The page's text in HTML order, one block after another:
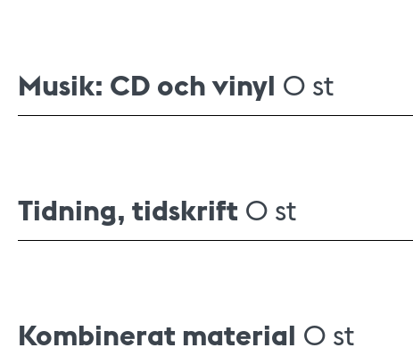
Musik: CD och vinyl 0 st
Tidning, tidskrift 0 st
Kombinerat material 0 st